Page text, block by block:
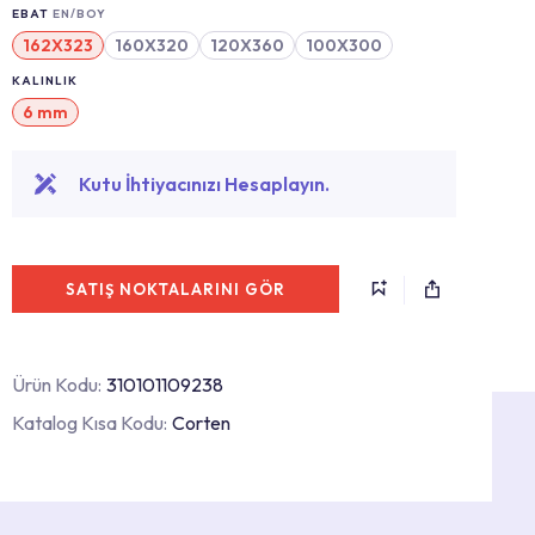
EBAT EN/BOY
162X323 160X320 120X360 100X300
KALINLIK
6 mm
Kutu İhtiyacınızı Hesaplayın.
SATIŞ NOKTALARINI GÖR
Ürün Kodu: 310101109238
Katalog Kısa Kodu: Corten